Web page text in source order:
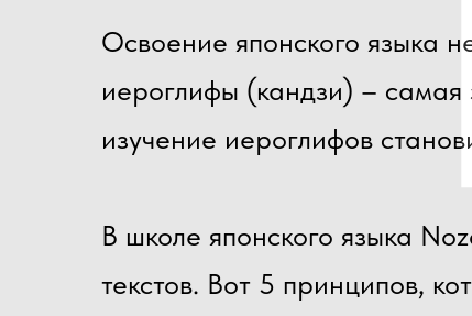
Освоение японского языка
иероглифы (кандзи) – самая
изучение иероглифов
В школе японского языка
текстов. Вот 5 принципов,